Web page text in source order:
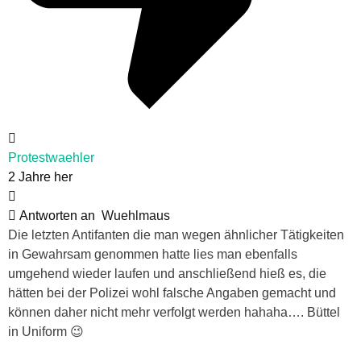
Protestwaehler
2 Jahre her
Antworten an Wuehlmaus
Die letzten Antifanten die man wegen ähnlicher Tätigkeiten
in Gewahrsam genommen hatte lies man ebenfalls
umgehend wieder laufen und anschließend hieß es, die
hätten bei der Polizei wohl falsche Angaben gemacht und
können daher nicht mehr verfolgt werden hahaha…. Büttel
in Uniform 😉